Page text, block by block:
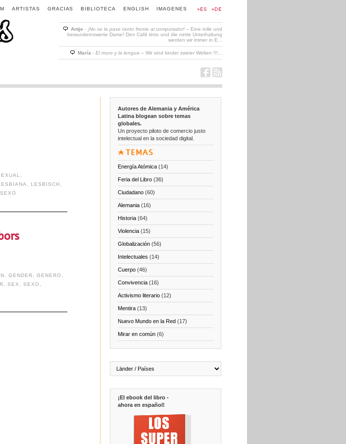
IMAGENES
ENGLISH
BIBLIOTECA
GRACIAS
ARTISTAS
Antje - ¡No se la pase tanto frente al computador!– Eine tolle und
bewundernswerte Dame! Den Café tinto und die nette Unterhaltung
werden wir immer in E...
María - El muro y la lengua – Wir sind kinder zweier Welten !!!...
LESBISCH
SEXO
,GENDER ,GENERO
,SEX ,SEXO
Autores de Alemania y América
Latina blogean sobre temas
globales.
Un proyecto piloto de comercio justo
intelectual en la sociedad digital.
TEMAS
Energía Atómica(14)
Feria del Libro(36)
Ciudadano(60)
Alemania(16)
Historia(64)
Violencia(15)
Globalización(56)
Intelectuales (14)
Cuerpo(46)
Convivencia(16)
Activismo literario(12)
Mentira(13)
Nuevo Mundo en la Red(17)
Mirar en común(6)
¡El ebook del libro -
ahora en español!